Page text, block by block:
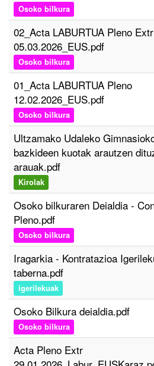
Osoko bilkura
02_Acta LABURTUA Pleno Extr
05.03.2026_EUS.pdf
Osoko bilkura
01_Acta LABURTUA Pleno
12.02.2026_EUS.pdf
Osoko bilkura
Ultzamako Udaleko
bazkideen kuotak arautzen
arauak.pdf
Kirolak
Osoko bilkuraren Deialdia -
Pleno.pdf
Osoko bilkura
Iragarkia - Kontratazioa
taberna.pdf
igerilekuak
Osoko Bilkura deialdia.pdf
Osoko bilkura
Acta Pleno Extr